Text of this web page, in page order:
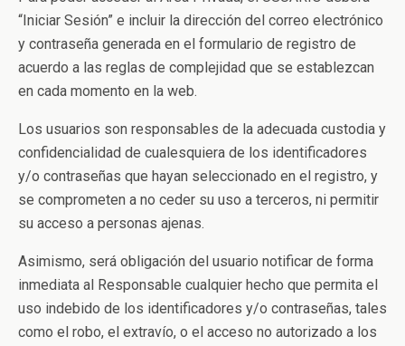
“Iniciar Sesión” e incluir la dirección del correo electrónico
y contraseña generada en el formulario de registro de
acuerdo a las reglas de complejidad que se establezcan
en cada momento en la web.
Los usuarios son responsables de la adecuada custodia y
confidencialidad de cualesquiera de los identificadores
y/o contraseñas que hayan seleccionado en el registro, y
se comprometen a no ceder su uso a terceros, ni permitir
su acceso a personas ajenas.
Asimismo, será obligación del usuario notificar de forma
inmediata al Responsable cualquier hecho que permita el
uso indebido de los identificadores y/o contraseñas, tales
como el robo, el extravío, o el acceso no autorizado a los